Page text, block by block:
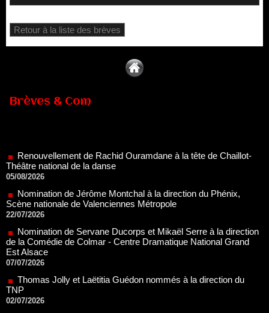
Retour à la liste des brèves
Brèves & Com
05/08/2026
Nomination de Jérôme Montchal à la direction du Phénix,
Scène nationale de Valenciennes Métropole
22/07/2026
Nomination de Servane Ducorps et Mikaël Serre à la direction
de la Comédie de Colmar - Centre Dramatique National Grand
Est Alsace
07/07/2026
Thomas Jolly et Laëtitia Guédon nommés à la direction du
TNP
02/07/2026
Fonds SACD Théâtre : les lauréats 2026
23/06/2026